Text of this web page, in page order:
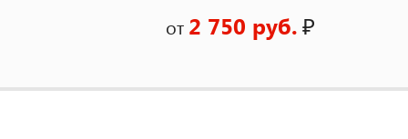
от 2 750 руб.₽